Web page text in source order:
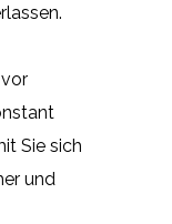
Sie sich
und